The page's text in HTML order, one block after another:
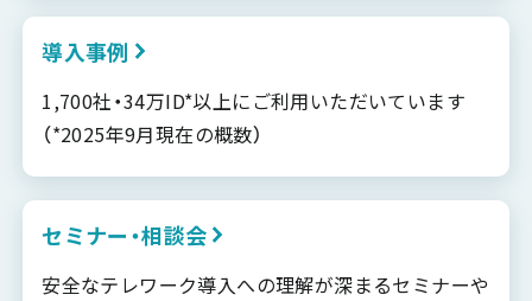
導入事例
1,700社・34万ID*以上にご利用いただいています
（*2025年9月現在の概数）
セミナー・相談会
安全なテレワーク導入への理解が深まるセミナーや